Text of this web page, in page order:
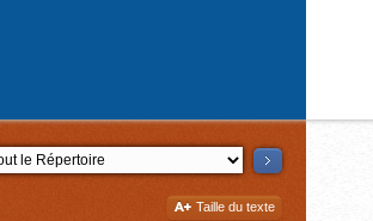
Augmenter
Taille du texte